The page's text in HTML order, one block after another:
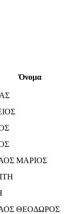
Όνομα
ΜΑΡΙΟΣ
ΘΕΟΔΩΡΟΣ